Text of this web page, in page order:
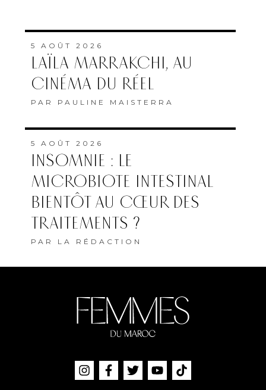
5 AOÛT 2026
LAÏLA MARRAKCHI, AU
CINÉMA DU RÉEL
PAR PAULINE MAISTERRA
5 AOÛT 2026
INSOMNIE : LE
MICROBIOTE INTESTINAL
BIENTÔT AU CŒUR DES
TRAITEMENTS ?
PAR LA RÉDACTION